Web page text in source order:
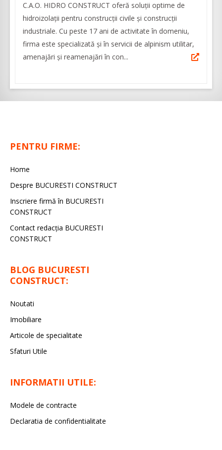
C.A.O. HIDRO CONSTRUCT oferă soluții optime de
hidroizolații pentru construcții civile și construcții
industriale. Cu peste 17 ani de activitate în domeniu,
firma este specializată și în servicii de alpinism utilitar,
amenajări și reamenajări în con...
PENTRU FIRME:
Home
Despre BUCURESTI CONSTRUCT
Inscriere firmă în BUCURESTI
CONSTRUCT
Contact redacţia BUCURESTI
CONSTRUCT
BLOG BUCURESTI
CONSTRUCT:
Noutati
Imobiliare
Articole de specialitate
Sfaturi Utile
INFORMATII UTILE:
Modele de contracte
Declaratia de confidentialitate